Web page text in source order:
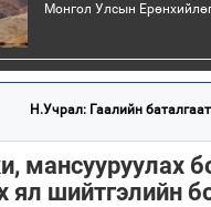
Монгол Улсын
Н.Учрал: Гаалийн
мансууруулах
ял шийтгэлийн